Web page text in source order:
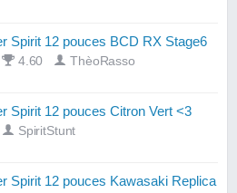
Spirit 12 pouces BCD RX Stage6
4.60 ThèoRasso
Spirit 12 pouces Citron Vert <3
SpiritStunt
Spirit 12 pouces Kawasaki Replica